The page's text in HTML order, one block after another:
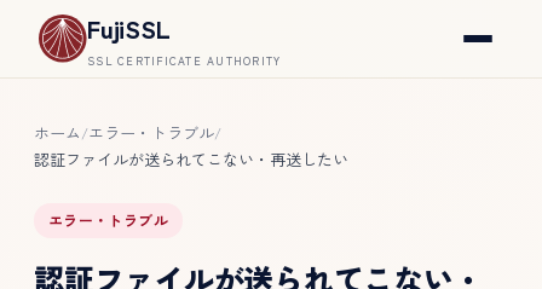
FujiSSL
SSL CERTIFICATE AUTHORITY
ホーム/エラー・トラブル/
認証ファイルが送られてこない・再送したい
エラー・トラブル
認証ファイルが送られてこない・